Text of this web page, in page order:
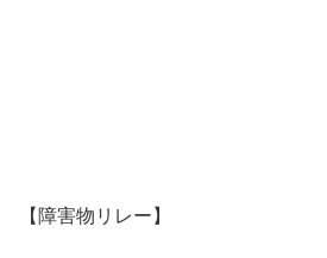
【障害物リレー】